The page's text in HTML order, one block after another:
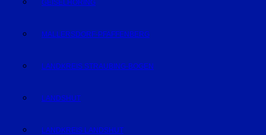
GEISELHÖRING
MALLERSDORF-PFAFFENBERG
LANDKREIS STRAUBING-BOGEN
LANDSHUT
LANDKREIS LANDSHUT